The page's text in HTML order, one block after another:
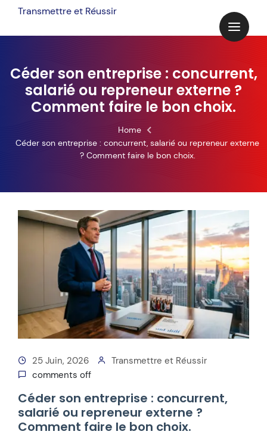
content
Transmettre et Réussir
Céder son entreprise : concurrent,
salarié ou repreneur externe ?
Comment faire le bon choix.
Home
Céder son entreprise : concurrent, salarié ou repreneur externe
? Comment faire le bon choix.
25 Juin, 2026
Transmettre et Réussir
comments off
Céder son entreprise : concurrent,
salarié ou repreneur externe ?
Comment faire le bon choix.